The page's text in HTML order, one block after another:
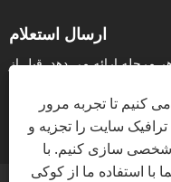
ارسال استعلام
مرحله ارائه می دهد. قبل از
پرس و جو در حال حاضر
کنیم تا تجربه مرور
ترافیک سایت را تجزیه و
شخصی سازی کنیم. با
با استفاده ما از کوکی